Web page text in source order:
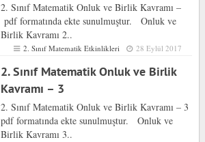
2. Sınıf Matematik Onluk ve Birlik Kavramı –
pdf formatında ekte sunulmuştur. Onluk ve
Birlik Kavramı 2..
2. Sınıf Matematik Etkinlikleri 28 Eylül 2017
2. Sınıf Matematik Onluk ve Birlik
Kavramı – 3
2. Sınıf Matematik Onluk ve Birlik Kavramı – 3
pdf formatında ekte sunulmuştur. Onluk ve
Birlik Kavramı 3..